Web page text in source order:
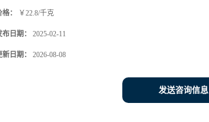
： ￥22.8/千克
布日期： 2025-02-11
新日期： 2026-08-08
发送咨询信息